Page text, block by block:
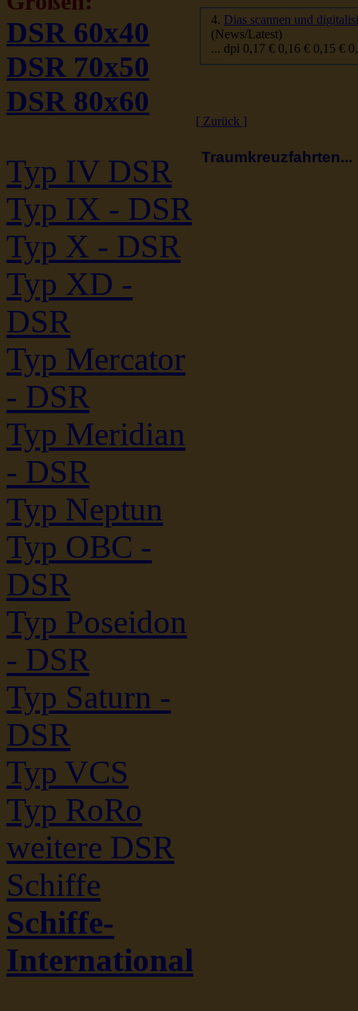
DSR 60x40
DSR 70x50
DSR 80x60
Typ IV DSR
Typ IX - DSR
Typ X - DSR
Typ XD -
DSR
Typ Mercator
- DSR
Typ Meridian
- DSR
Typ Neptun
Typ OBC -
DSR
Typ Poseidon
- DSR
Typ Saturn -
DSR
Typ VCS
Typ RoRo
weitere DSR
Schiffe
Schiffe-
International
4. Dias scannen und
(News/Latest)
[ Zurück ]
Traumkreuzfahrten...